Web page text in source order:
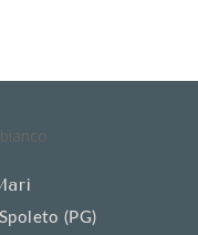
(PG)